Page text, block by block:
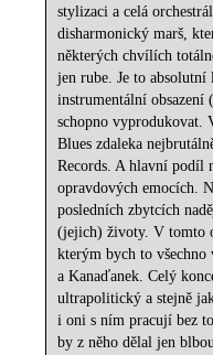
stylizaci a celá
disharmonický marš,
některých chvílích
jen rube. Je to
instrumentální
schopno vyprodukovat.
Blues zdaleka
Records. A hlavní podíl
opravdových emocích.
posledních zbytcích
(jejich) životy. V tomto
kterým bych to
a Kanaďanek. Celý
ultrapolitický a stejně
i oni s ním pracují bez
by z něho dělal jen